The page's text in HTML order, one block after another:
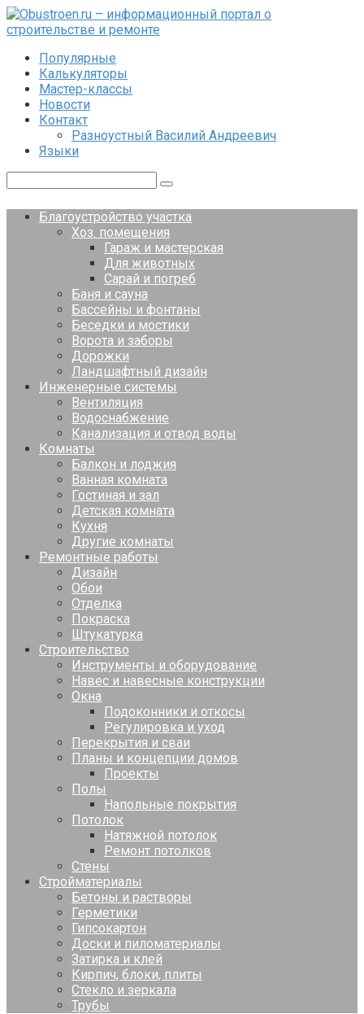
Перейти
к
Популярные
Калькуляторы
Мастер-классы
Новости
Контакт
Разноустный Василий Андреевич
Языки
Благоустройство участка
Хоз. помещения
Гараж и мастерская
Для животных
Сарай и погреб
Баня и сауна
Бассейны и фонтаны
Беседки и мостики
Ворота и заборы
Дорожки
Ландшафтный дизайн
Инженерные системы
Вентиляция
Водоснабжение
Канализация и отвод воды
Комнаты
Балкон и лоджия
Ванная комната
Гостиная и зал
Детская комната
Кухня
Другие комнаты
Ремонтные работы
Дизайн
Обои
Отделка
Покраска
Штукатурка
Строительство
Инструменты и оборудование
Навес и навесные конструкции
Окна
Подоконники и откосы
Регулировка и уход
Перекрытия и сваи
Планы и концепции домов
Проекты
Полы
Напольные покрытия
Потолок
Натяжной потолок
Ремонт потолков
Стены
Стройматериалы
Бетоны и растворы
Герметики
Гипсокартон
Доски и пиломатериалы
Затирка и клей
Кирпич, блоки, плиты
Стекло и зеркала
Трубы